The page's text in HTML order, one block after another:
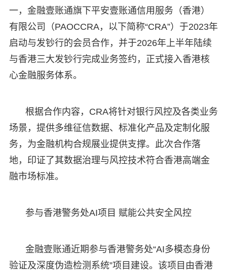
一，金融壹账通旗下平安壹账通信用服务（香港）
有限公司（PAOCCRA，以下简称“CRA”）于2023年
启动与发钞行的会员合作，并于2026年上半年陆续
与香港三大发钞行完成业务签约，正式接入香港核
心金融服务体系。
根据合作内容，CRA将针对银行风控及各类业务
场景，提供多维征信数据、标准化产品及定制化服
务，为金融机构合规展业提供支撑。此次合作落
地，印证了其数据治理与风控技术符合香港高端金
融市场标准。
参与香港警务处AI项目 赋能公共安全风控
金融壹账通近期参与香港警务处“AI多模态身份
验证及深度伪造检测系统”项目建设。该项目由香港